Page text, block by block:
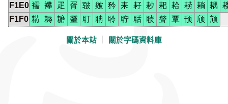
F1E0 襦 襻 疋 胥 皲 皴 矜 耒 耔 耖 耜 耠 耢 耥 耦
F1F0 耩 耨 耱 耋 耵 聃 聆 聍 聒 聩 聱 覃 顸 颀 颃
關於本站 關於字碼資料庫